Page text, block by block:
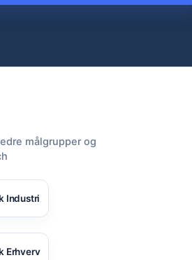
målgrupper og
Industri
Erhverv